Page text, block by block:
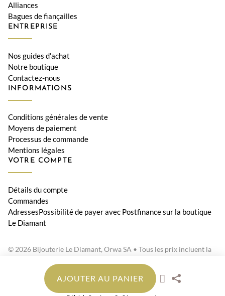
AJOUTER AU PANIER
Alliances
Bagues de fiançailles
ENTREPRISE
Nos guides d'achat
Notre boutique
Contactez-nous
INFORMATIONS
Conditions générales de vente
Moyens de paiement
Processus de commande
Mentions légales
VOTRE COMPTE
Détails du compte
Commandes
AdressesPossibilité de payer avec Postfinance sur la boutique
Le Diamant
© 2026 Bijouterie Le Diamant, Orwa SA • Tous les prix incluent la